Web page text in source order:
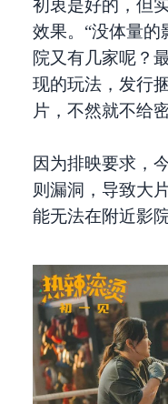
初衷是好的，但
效果。“没体量的
院又有几家呢？
现的玩法，发行
片，不然就不给密
因为排映要求，
则漏洞，导致大
能无法在附近影